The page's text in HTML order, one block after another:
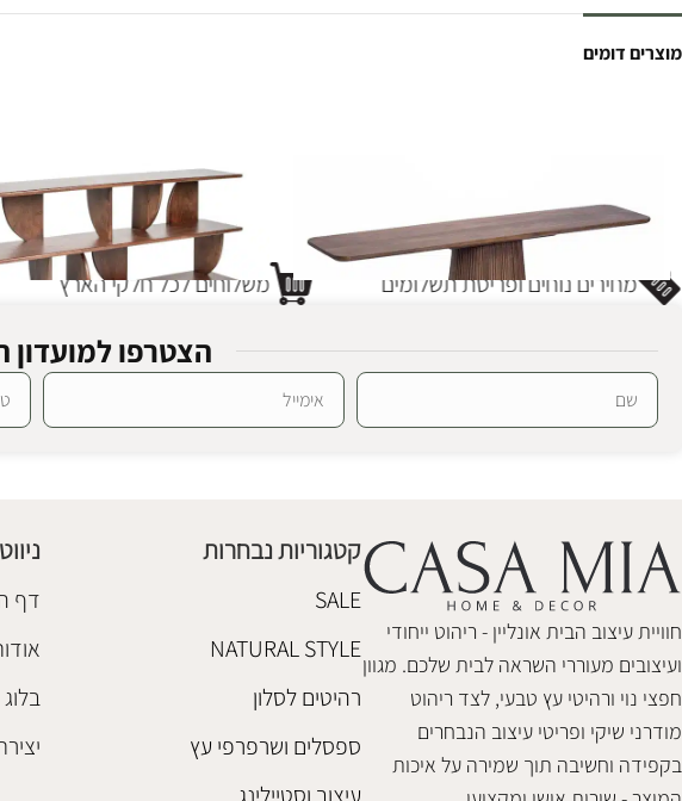
מוצרים דומים
₪ 3,650
הוספה לסל
₪4,950
משלוחים לכל חלקי הארץ מחירים נוחים ופריסת תשלומים
הצטרפו למועדון
חוויית עיצוב הבית אונליין - ריהוט ייחודי
ועיצובים מעוררי השראה לבית שלכם. מגוון
חפצי נוי ורהיטי עץ טבעי, לצד ריהוט
מודרני שיקי ופריטי עיצוב הנבחרים
בקפידה וחשיבה תוך שמירה על איכות
קטגוריות נבחרות
SALE
NATURAL STYLE
רהיטים לסלון
ספסלים ושרפרפי עץ
דף
בלוג